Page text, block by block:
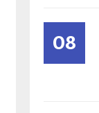
08